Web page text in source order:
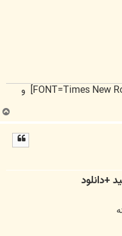
[FONT=Times New Roman] [FONT=Times New Roman] و